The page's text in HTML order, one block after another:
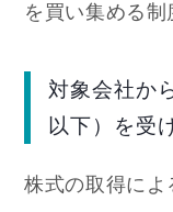
を買い集める制
対象会社か
以下）を受
株式の取得によ